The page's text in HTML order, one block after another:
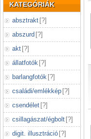
KATEGÓRIÁK
absztrakt [?]
abszurd [?]
akt [?]
állatfotók [?]
barlangfotók [?]
családi/emlékkép [?]
csendélet [?]
csillagászat/égbolt [?]
digit. illusztráció [?]